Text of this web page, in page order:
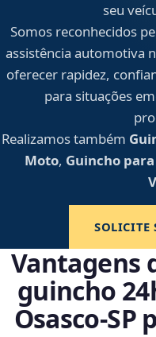
seu
Somos reconhecidos
assistência automotiva
oferecer rapidez,
para situações
Realizamos também
Moto, Guincho
SOLICITE
Vantagens
guincho